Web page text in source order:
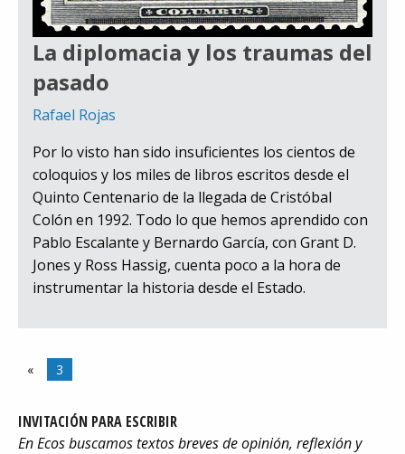
La diplomacia y los traumas del
pasado
Rafael Rojas
Por lo visto han sido insuficientes los cientos de
coloquios y los miles de libros escritos desde el
Quinto Centenario de la llegada de Cristóbal
Colón en 1992. Todo lo que hemos aprendido con
Pablo Escalante y Bernardo García, con Grant D.
Jones y Ross Hassig, cuenta poco a la hora de
instrumentar la historia desde el Estado.
« 3
INVITACIÓN PARA ESCRIBIR
En Ecos buscamos textos breves de opinión, reflexión y